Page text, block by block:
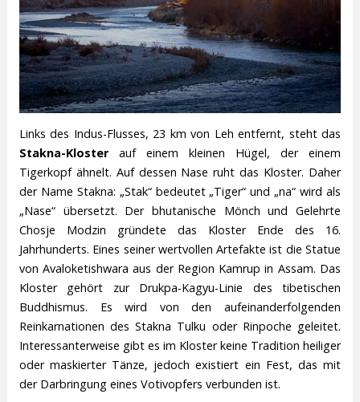
Links des Indus-Flusses, 23 km von Leh entfernt, steht das
Stakna-Klosterauf einem kleinen Hügel, der einem
Tigerkopf ähnelt. Auf dessen Nase ruht das Kloster. Daher
der Name Stakna: „Stak“ bedeutet „Tiger“ und „na“ wird als
„Nase“ übersetzt. Der bhutanische Mönch und Gelehrte
Chosje Modzin gründete das Kloster Ende des 16.
Jahrhunderts. Eines seiner wertvollen Artefakte ist die Statue
von Avaloketishwara aus der Region Kamrup in Assam. Das
Kloster gehört zur Drukpa-Kagyu-Linie des tibetischen
Buddhismus. Es wird von den aufeinanderfolgenden
Reinkarnationen des Stakna Tulku oder Rinpoche geleitet.
Interessanterweise gibt es im Kloster keine Tradition heiliger
oder maskierter Tänze, jedoch existiert ein Fest, das mit
der Darbringung eines Votivopfers verbunden ist.